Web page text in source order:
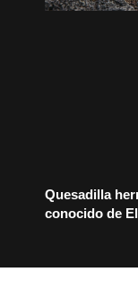
Quesadilla
conocido de